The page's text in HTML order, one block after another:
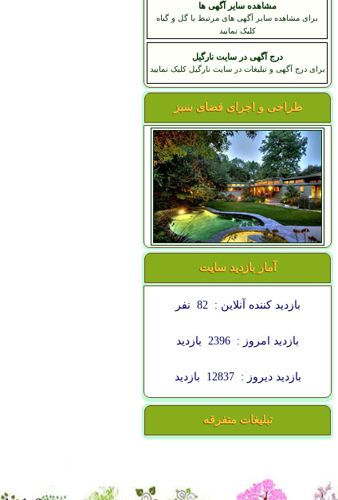
مشاهده سایر آگهی ها
برای مشاهده سایر آگهی های مرتبط با گل و گیاه
کلیک نمایید
درج آگهی در سایت نارگیل
برای درج آگهی و تبلیغات در سایت نارگیل کلیک نمایید
طراحی و اجرای فضای سبز
آمار بازدید سایت
بازدید کننده آنلاین : 82 نفر
بازدید امروز : 2396 بازدید
بازدید دیروز : 12837 بازدید
تبلیغات متفرقه